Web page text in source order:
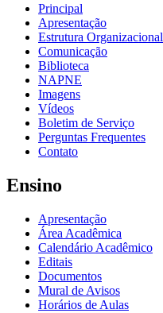
Principal
Apresentação
Estrutura Organizacional
Comunicação
Biblioteca
NAPNE
Imagens
Vídeos
Boletim de Serviço
Perguntas Frequentes
Contato
Ensino
Apresentação
Área Acadêmica
Calendário Acadêmico
Editais
Documentos
Mural de Avisos
Horários de Aulas